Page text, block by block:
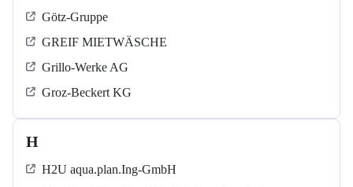
Götz-Gruppe
GREIF MIETWÄSCHE
Grillo-Werke AG
Groz-Beckert KG
H
H2U aqua.plan.Ing-GmbH